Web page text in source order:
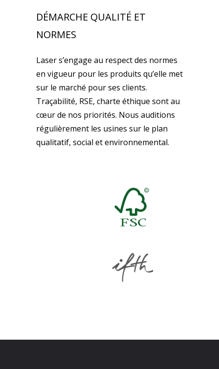
DÉMARCHE QUALITÉ ET
NORMES
Laser s’engage au respect des normes
en vigueur pour les produits qu’elle met
sur le marché pour ses clients.
Traçabilité, RSE, charte éthique sont au
cœur de nos priorités. Nous auditions
régulièrement les usines sur le plan
qualitatif, social et environnemental.